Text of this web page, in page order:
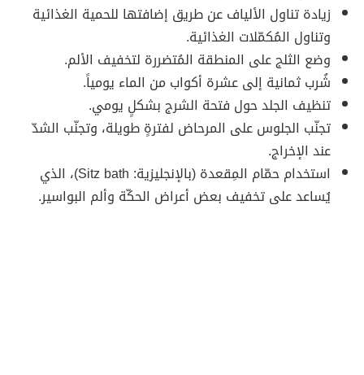
زيادة تناول الألياف عن طريق إضافتها للحمية الغذائية
وتناول المُكمّلات الغذائية.
وضع الثلج على المنطقة المُتضررة لتخفيف الألم.
شُرب ثمانية إلى عشرة أكواب من الماء يومياً.
تنظيف الجلد حول فتحة الشرج بشكلٍ يومي.
تجنّب الجلوس على المرحاض لفترةٍ طويلة، وتجنّب الشدّ
عند الإخراج.
استخدام حمّام المِقعدة (بالإنجليزية: Sitz bath)، الذي
يُساعد على تخفيف بعض أعراض الحكّة وألم البواسير.